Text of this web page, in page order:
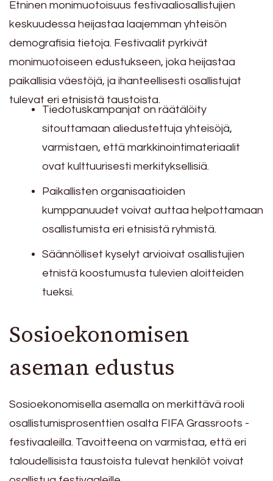
Etninen monimuotoisuus festivaaliosallistujien
keskuudessa heijastaa laajemman yhteisön
demografisia tietoja. Festivaalit pyrkivät
monimuotoiseen edustukseen, joka heijastaa
paikallisia väestöjä, ja ihanteellisesti osallistujat
tulevat eri etnisistä taustoista.
Tiedotuskampanjat on räätälöity
sitouttamaan aliedustettuja yhteisöjä,
varmistaen, että markkinointimateriaalit
ovat kulttuurisesti merkityksellisiä.
Paikallisten organisaatioiden
kumppanuudet voivat auttaa helpottamaan
osallistumista eri etnisistä ryhmistä.
Säännölliset kyselyt arvioivat osallistujien
etnistä koostumusta tulevien aloitteiden
tueksi.
Sosioekonomisen
aseman edustus
Sosioekonomisella asemalla on merkittävä rooli
osallistumisprosenttien osalta FIFA Grassroots -
festivaaleilla. Tavoitteena on varmistaa, että eri
taloudellisista taustoista tulevat henkilöt voivat